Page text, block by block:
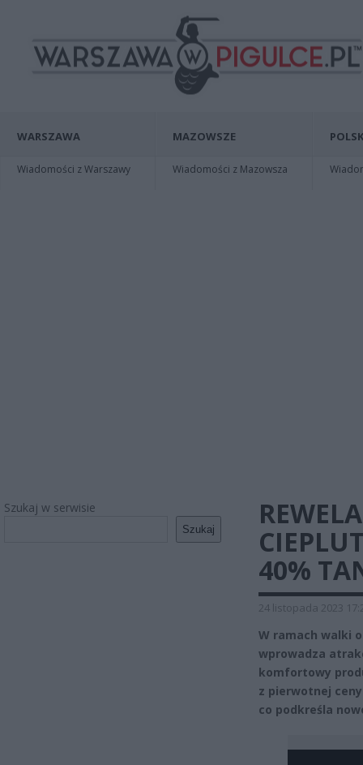
WARSZAWA
Wiadomości z Warszawy
MAZOWSZE
Wiadomości z Mazowsza
Szukaj w serwisie
Szukaj
40%
24 listopada 2023
W ramach walki
wprowadza
komfortowy
z pierwotnej ceny
co podkreśla